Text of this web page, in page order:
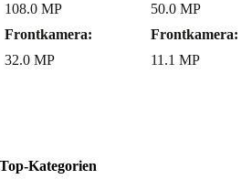
6E, aktuellem Android und
bestens ausgestattet.
dich für eine
108.0 MP
Frontkamera:
32.0 MP
50.0 MP
Frontkamera:
11.1 MP
Top-Kategorien